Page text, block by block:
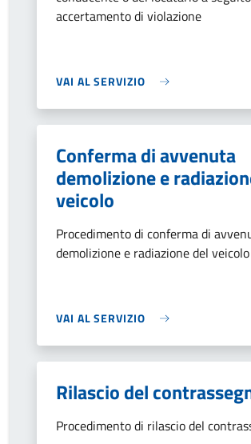
accertamento di violazione
VAI AL SERVIZIO
Conferma di avvenuta
demolizione e
veicolo
Procedimento di conferma di
demolizione e radiazione del veicolo
VAI AL SERVIZIO
Rilascio del
Procedimento di rilascio del